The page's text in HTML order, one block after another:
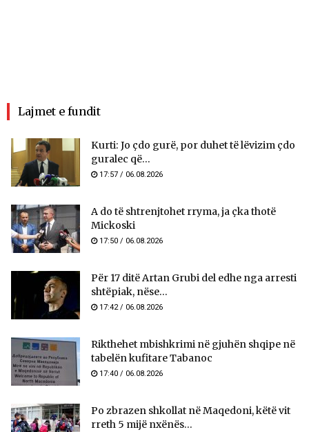
Lajmet e fundit
Kurti: Jo çdo gurë, por duhet të lëvizim çdo
guralec që...
17:57 / 06.08.2026
A do të shtrenjtohet rryma, ja çka thotë
Mickoski
17:50 / 06.08.2026
Për 17 ditë Artan Grubi del edhe nga arresti
shtëpiak, nëse...
17:42 / 06.08.2026
Rikthehet mbishkrimi në gjuhën shqipe në
tabelën kufitare Tabanoc
17:40 / 06.08.2026
Po zbrazen shkollat në Maqedoni, këtë vit
rreth 5 mijë nxënës...